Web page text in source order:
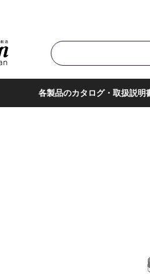
各製品のカタログ・取扱説明